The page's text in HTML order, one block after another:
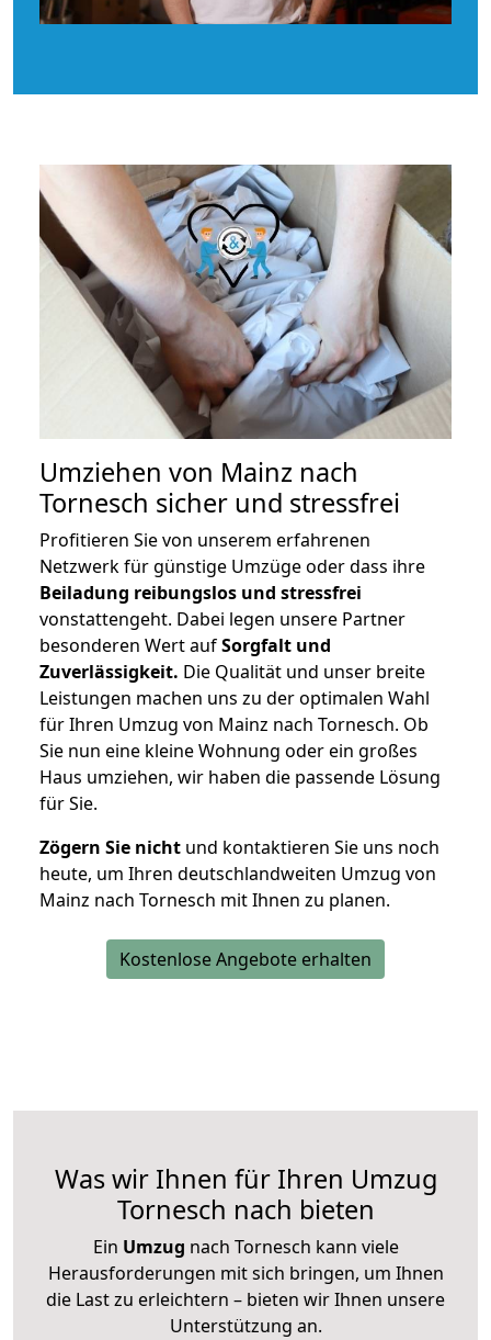
Umziehen von Mainz nach
Tornesch sicher und stressfrei
Profitieren Sie von unserem erfahrenen
Netzwerk für günstige Umzüge oder dass ihre
Beiladung reibungslos und stressfrei
vonstattengeht. Dabei legen unsere Partner
besonderen Wert aufSorgfalt und
Zuverlässigkeit. Die Qualität und unser breite
Leistungen machen uns zu der optimalen Wahl
für Ihren Umzug von Mainz nach Tornesch. Ob
Sie nun eine kleine Wohnung oder ein großes
Haus umziehen, wir haben die passende Lösung
für Sie.
Zögern Sie nicht und kontaktieren Sie uns noch
heute, um Ihren deutschlandweiten Umzug von
Mainz nach Tornesch mit Ihnen zu planen.
Kostenlose Angebote erhalten
Was wir Ihnen für Ihren Umzug
Tornesch nach bieten
Ein Umzug nach Tornesch kann viele
Herausforderungen mit sich bringen, um Ihnen
die Last zu erleichtern – bieten wir Ihnen unsere
Unterstützung an.